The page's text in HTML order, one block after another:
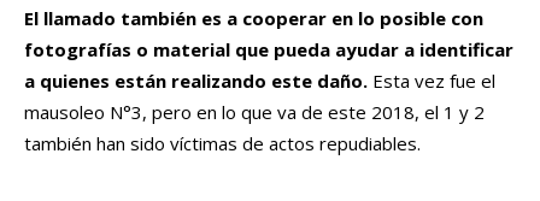
El llamado también es a cooperar en lo posible con
fotografías o material que pueda ayudar a identificar
a quienes están realizando este daño. Esta vez fue el
mausoleo N°3, pero en lo que va de este 2018, el 1 y 2
también han sido víctimas de actos repudiables.